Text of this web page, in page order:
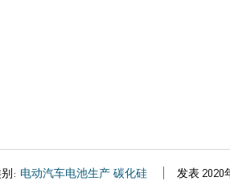
: 电动汽车电池生产 碳化硅 发表 2020